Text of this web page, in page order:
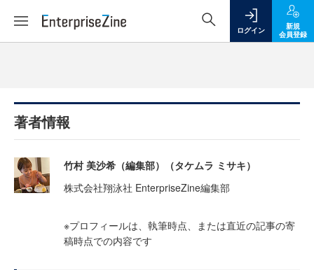
ログイン
新規
会員登録
著者情報
竹村 美沙希（編集部）（タケムラ ミサキ）
株式会社翔泳社 EnterpriseZine編集部
※プロフィールは、執筆時点、または直近の記事の寄
稿時点での内容です